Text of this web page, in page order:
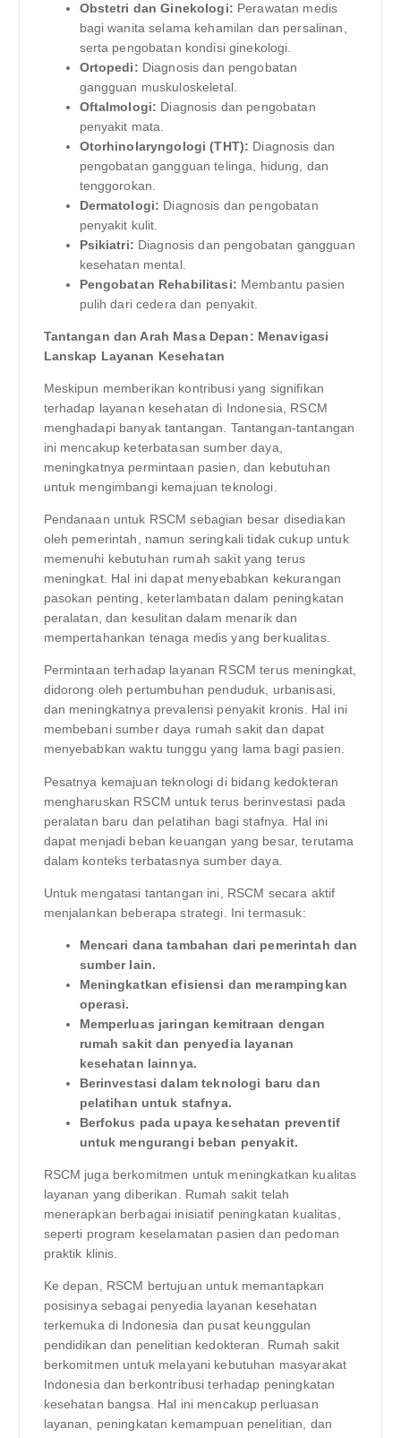
Obstetri dan Ginekologi: Perawatan medis
bagi wanita selama kehamilan dan persalinan,
serta pengobatan kondisi ginekologi.
Ortopedi: Diagnosis dan pengobatan
gangguan muskuloskeletal.
Oftalmologi: Diagnosis dan pengobatan
penyakit mata.
Otorhinolaryngologi (THT): Diagnosis dan
pengobatan gangguan telinga, hidung, dan
tenggorokan.
Dermatologi: Diagnosis dan pengobatan
penyakit kulit.
Psikiatri: Diagnosis dan pengobatan gangguan
kesehatan mental.
Pengobatan Rehabilitasi: Membantu pasien
pulih dari cedera dan penyakit.
Tantangan dan Arah Masa Depan: Menavigasi
Lanskap Layanan Kesehatan
Meskipun memberikan kontribusi yang signifikan
terhadap layanan kesehatan di Indonesia, RSCM
menghadapi banyak tantangan. Tantangan-tantangan
ini mencakup keterbatasan sumber daya,
meningkatnya permintaan pasien, dan kebutuhan
untuk mengimbangi kemajuan teknologi.
Pendanaan untuk RSCM sebagian besar disediakan
oleh pemerintah, namun seringkali tidak cukup untuk
memenuhi kebutuhan rumah sakit yang terus
meningkat. Hal ini dapat menyebabkan kekurangan
pasokan penting, keterlambatan dalam peningkatan
peralatan, dan kesulitan dalam menarik dan
mempertahankan tenaga medis yang berkualitas.
Permintaan terhadap layanan RSCM terus meningkat,
didorong oleh pertumbuhan penduduk, urbanisasi,
dan meningkatnya prevalensi penyakit kronis. Hal ini
membebani sumber daya rumah sakit dan dapat
menyebabkan waktu tunggu yang lama bagi pasien.
Pesatnya kemajuan teknologi di bidang kedokteran
mengharuskan RSCM untuk terus berinvestasi pada
peralatan baru dan pelatihan bagi stafnya. Hal ini
dapat menjadi beban keuangan yang besar, terutama
dalam konteks terbatasnya sumber daya.
Untuk mengatasi tantangan ini, RSCM secara aktif
menjalankan beberapa strategi. Ini termasuk:
Mencari dana tambahan dari pemerintah dan
sumber lain.
Meningkatkan efisiensi dan merampingkan
operasi.
Memperluas jaringan kemitraan dengan
rumah sakit dan penyedia layanan
kesehatan lainnya.
Berinvestasi dalam teknologi baru dan
pelatihan untuk stafnya.
Berfokus pada upaya kesehatan preventif
untuk mengurangi beban penyakit.
RSCM juga berkomitmen untuk meningkatkan kualitas
layanan yang diberikan. Rumah sakit telah
menerapkan berbagai inisiatif peningkatan kualitas,
seperti program keselamatan pasien dan pedoman
praktik klinis.
Ke depan, RSCM bertujuan untuk memantapkan
posisinya sebagai penyedia layanan kesehatan
terkemuka di Indonesia dan pusat keunggulan
pendidikan dan penelitian kedokteran. Rumah sakit
berkomitmen untuk melayani kebutuhan masyarakat
Indonesia dan berkontribusi terhadap peningkatan
kesehatan bangsa. Hal ini mencakup perluasan
layanan, peningkatan kemampuan penelitian, dan